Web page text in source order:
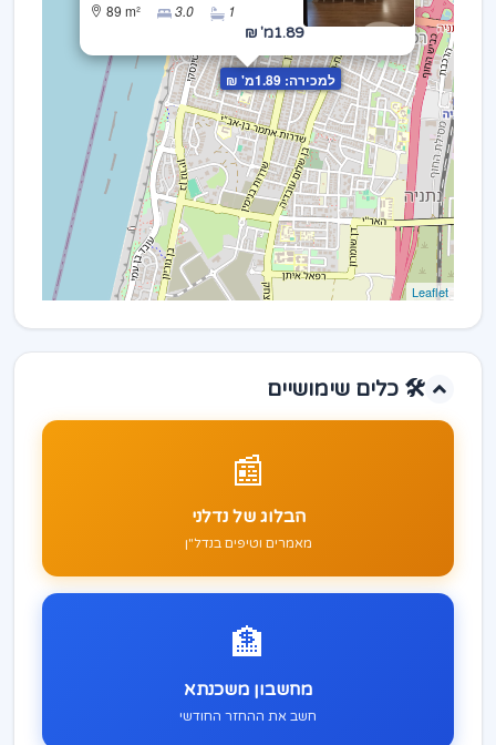
למכירה: 1.89מ' ₪
89 m²
3.0 1
1.89מ' ₪
Leaflet
🛠️ כלים שימושיים
📰
הבלוג של נדלני
מאמרים וטיפים בנדל"ן
🏦
מחשבון משכנתא
חשב את ההחזר החודשי